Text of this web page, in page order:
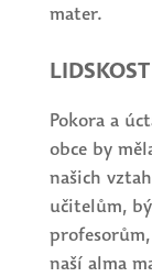
mater.
LIDSKOST
Pokora a
obce by
našich
učitelům,
naší alma